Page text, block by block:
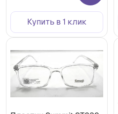
Купить в 1 клик